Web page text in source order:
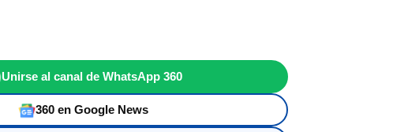
Unirse al canal de WhatsApp 360
360 en Google News